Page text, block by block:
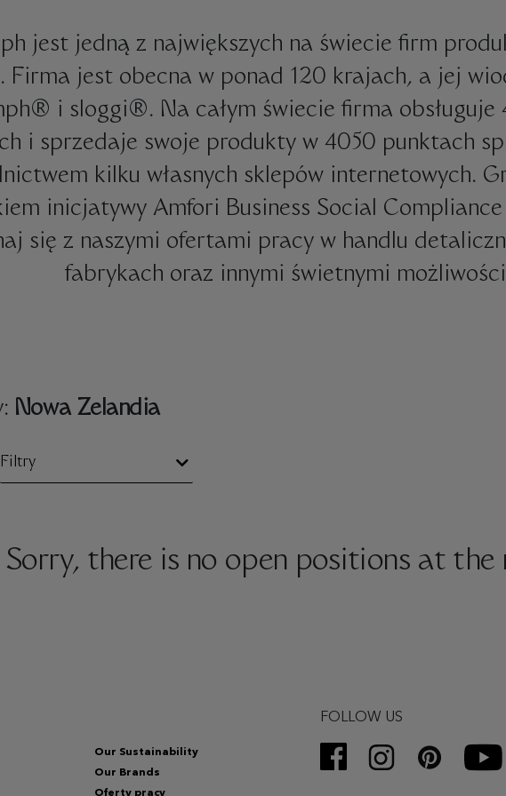
jest jedną z największych na świecie firm
Firma jest obecna w ponad 120 krajach, a jej
i sloggi®. Na całym świecie firma
i sprzedaje swoje produkty w 4050 punktach
kilku własnych sklepów internetowych.
inicjatywy Amfori Business Social
się z naszymi ofertami pracy w handlu
fabrykach oraz innymi świetnymi
Nowa Zelandia
Filtry
Sorry, there is no open positions at the
FOLLOW US
Our Sustainability
Our Brands
Oferty pracy